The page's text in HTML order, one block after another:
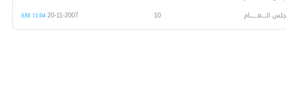
الـــــعــــــــام 10
20-11-2007
11:04 AM